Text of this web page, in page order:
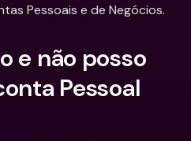
Pessoais e de Negócios.
e não posso
Pessoal